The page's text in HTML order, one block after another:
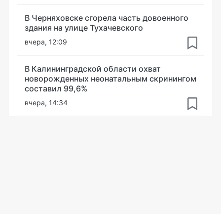
В Черняховске сгорела часть довоенного
здания на улице Тухачевского
вчера, 12:09
В Калининградской области охват
новорожденных неонатальным скринингом
составил 99,6%
вчера, 14:34